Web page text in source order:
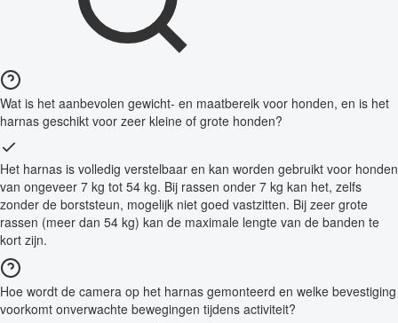
Wat is het aanbevolen gewicht- en maatbereik voor honden, en is het
harnas geschikt voor zeer kleine of grote honden?
Het harnas is volledig verstelbaar en kan worden gebruikt voor honden
van ongeveer 7 kg tot 54 kg. Bij rassen onder 7 kg kan het, zelfs
zonder de borststeun, mogelijk niet goed vastzitten. Bij zeer grote
rassen (meer dan 54 kg) kan de maximale lengte van de banden te
kort zijn.
Hoe wordt de camera op het harnas gemonteerd en welke bevestiging
voorkomt onverwachte bewegingen tijdens activiteit?